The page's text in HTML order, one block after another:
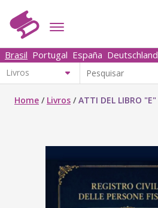
Brasil Portugal España Deutschland
Home / Livros /ATTI DEL LIBRO "E"